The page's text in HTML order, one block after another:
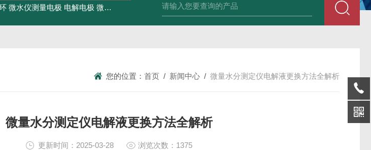
微水仪测量电极 电解电极 微水仪干燥管 张力测定仪样品杯玻璃杯 酸值测定仪中和液萃取液 微水仪电解液
您的位置： 首页 / 新闻中心 / 微量水分测定仪电解液更换方法全解析
微量水分测定仪电解液更换方法全解析
更新时间：2025-03-28 浏览次数：1375